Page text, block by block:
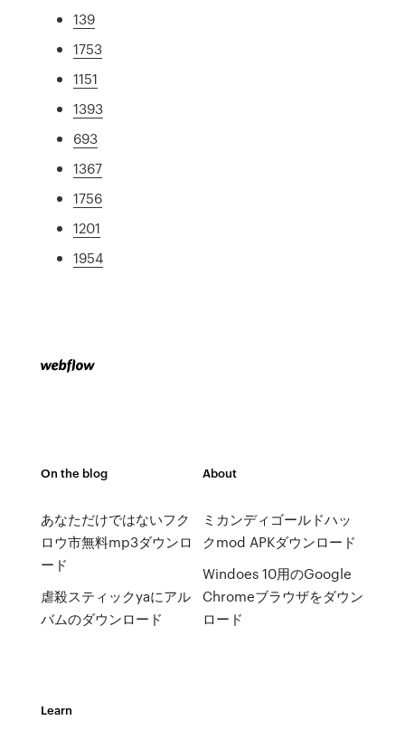
139
1753
1151
1393
693
1367
1756
1201
1954
On the blog
あなただけではないフク
ロウ市無料mp3ダウンロ
ード
虐殺スティックyaにアル
バムのダウンロード
About
ミカンディゴールドハッ
クmod APKダウンロード
Windoes 10用のGoogle
Chromeブラウザをダウン
ロード
Learn